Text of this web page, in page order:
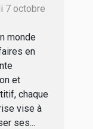
les
7 octobre
monde
en
et
chaque
vise à
ses...